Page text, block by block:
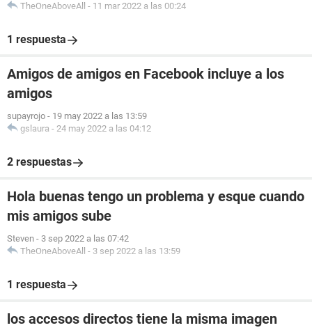
TheOneAboveAll - 11 mar 2022 a las 00:24
1 respuesta
Amigos de amigos en Facebook incluye a los
amigos
supayrojo - 19 may 2022 a las 13:59
gslaura - 24 may 2022 a las 04:12
2 respuestas
Hola buenas tengo un problema y esque cuando
mis amigos sube
Steven - 3 sep 2022 a las 07:42
TheOneAboveAll - 3 sep 2022 a las 13:59
1 respuesta
los accesos directos tiene la misma imagen